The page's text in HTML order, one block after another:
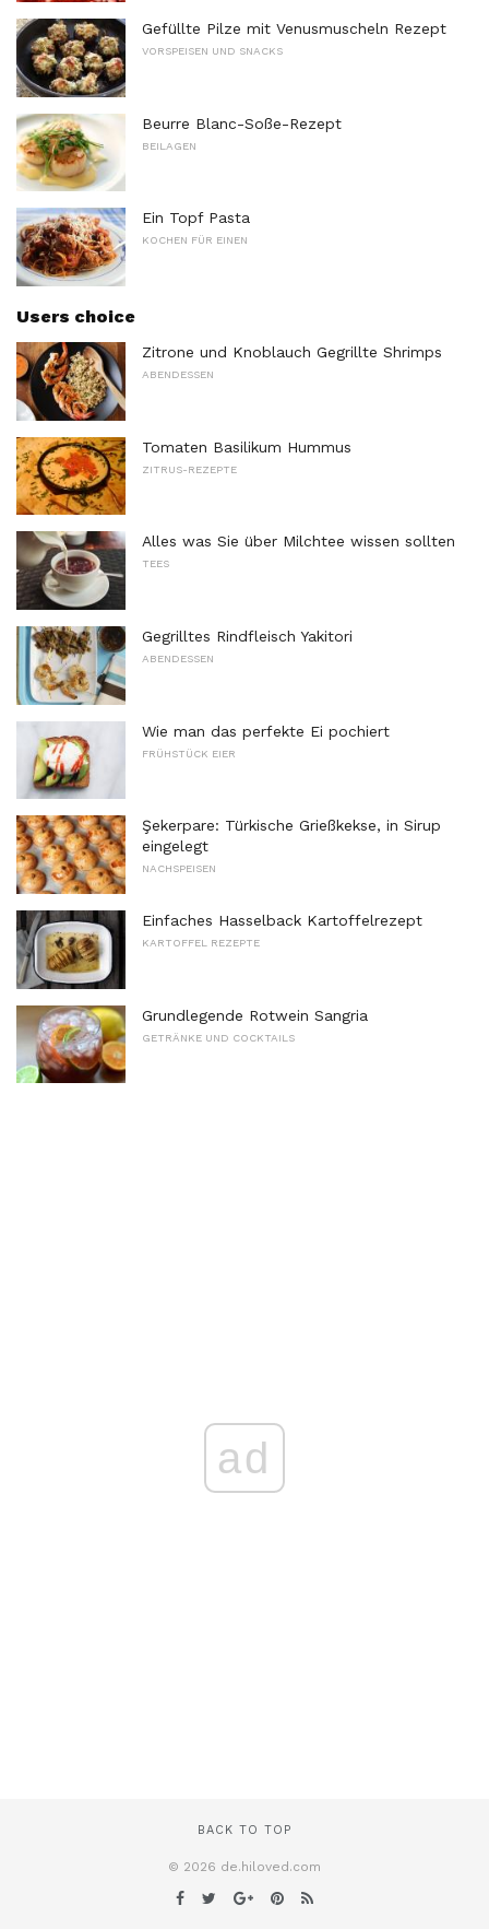
Gefüllte Pilze mit Venusmuscheln Rezept
VORSPEISEN UND SNACKS
Beurre Blanc-Soße-Rezept
BEILAGEN
Ein Topf Pasta
KOCHEN FÜR EINEN
Users choice
Zitrone und Knoblauch Gegrillte Shrimps
ABENDESSEN
Tomaten Basilikum Hummus
ZITRUS-REZEPTE
Alles was Sie über Milchtee wissen sollten
TEES
Gegrilltes Rindfleisch Yakitori
ABENDESSEN
Wie man das perfekte Ei pochiert
FRÜHSTÜCK EIER
Şekerpare: Türkische Grießkekse, in Sirup
eingelegt
NACHSPEISEN
Einfaches Hasselback Kartoffelrezept
KARTOFFEL REZEPTE
Grundlegende Rotwein Sangria
GETRÄNKE UND COCKTAILS
ad
BACK TO TOP
© 2026 de.hiloved.com